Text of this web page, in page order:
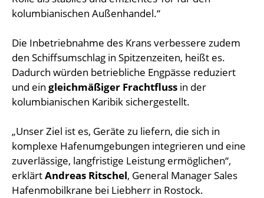
kolumbianischen Außenhandel.“
Die Inbetriebnahme des Krans verbessere zudem
den Schiffsumschlag in Spitzenzeiten, heißt es.
Dadurch würden betriebliche Engpässe reduziert
und ein gleichmäßiger Frachtfluss in der
kolumbianischen Karibik sichergestellt.
„Unser Ziel ist es, Geräte zu liefern, die sich in
komplexe Hafenumgebungen integrieren und eine
zuverlässige, langfristige Leistung ermöglichen“,
erklärtAndreas Ritschel, General Manager Sales
Hafenmobilkrane bei Liebherr in Rostock.